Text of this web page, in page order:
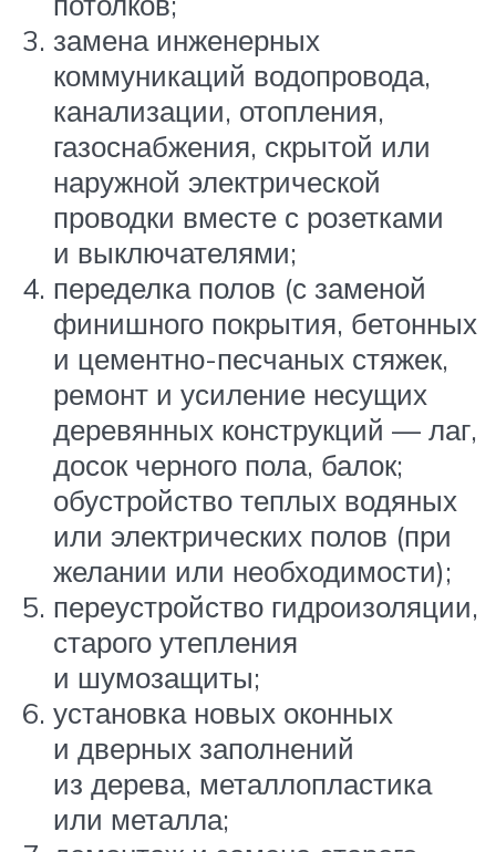
замена инженерных
коммуникаций водопровода,
канализации, отопления,
газоснабжения, скрытой или
наружной электрической
проводки вместе с розетками
и выключателями;
переделка полов (с заменой
финишного покрытия, бетонных
и цементно-песчаных стяжек,
ремонт и усиление несущих
деревянных конструкций — лаг,
досок черного пола, балок;
обустройство теплых водяных
или электрических полов (при
желании или необходимости);
переустройство гидроизоляции,
старого утепления
и шумозащиты;
установка новых оконных
и дверных заполнений
из дерева, металлопластика
или металла;